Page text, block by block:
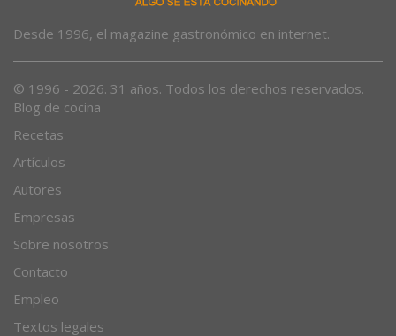
Desde 1996, el magazine gastronómico en internet.
© 1996 - 2026. 31 años. Todos los derechos reservados.
Blog de cocina
Recetas
Artículos
Autores
Empresas
Sobre nosotros
Contacto
Empleo
Textos legales